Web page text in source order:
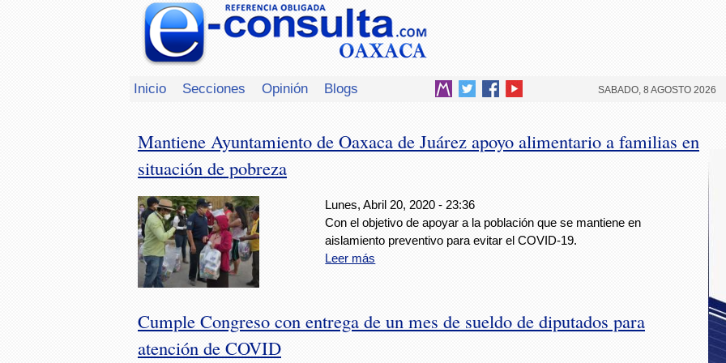
Inicio Secciones Opinión Blogs SABADO, 8 AGOSTO 2026
Mantiene Ayuntamiento de Oaxaca de Juárez apoyo alimentario a familias en
situación de pobreza
Lunes, Abril 20, 2020 - 23:36
Con el objetivo de apoyar a la población que se mantiene en
aislamiento preventivo para evitar el COVID-19.
Leer más
Cumple Congreso con entrega de un mes de sueldo de diputados para
atención de COVID